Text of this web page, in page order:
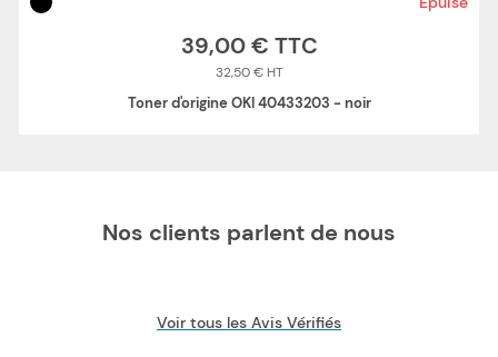
39,00 €
32,50 €
Toner d'origine OKI 40433203 - noir
Nos clients parlent de nous
Voir tous les Avis Vérifiés